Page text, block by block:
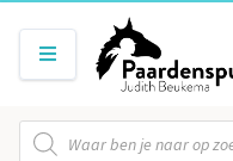
Producten
zoeken